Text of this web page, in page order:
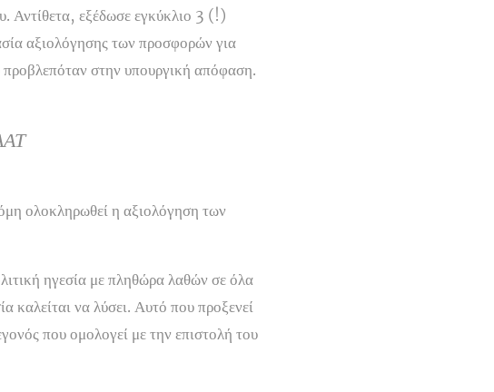
Αντίθετα, εξέδωσε εγκύκλιο 3 (!)
αξιολόγησης των προσφορών για
προβλεπόταν στην υπουργική απόφαση.
ολοκληρωθεί η αξιολόγηση των
ηγεσία με πληθώρα λαθών σε όλα
καλείται να λύσει. Αυτό που προξενεί
που ομολογεί με την επιστολή του